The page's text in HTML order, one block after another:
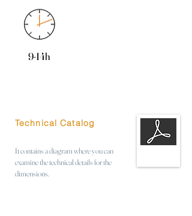
9-14h
Technical Catalog
It contains a diagram where you can
examine the technical details for the
dimensions.